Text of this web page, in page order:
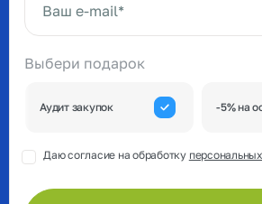
Выбери подарок
Аудит закупок -5% на
Даю согласие на обработку